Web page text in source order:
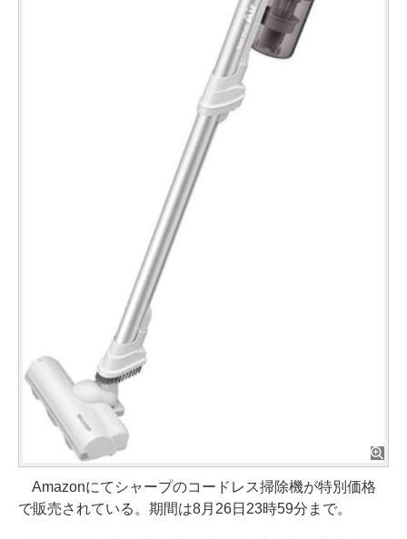
Amazonにてシャープのコードレス掃除機が特別価格
で販売されている。期間は8月26日23時59分まで。